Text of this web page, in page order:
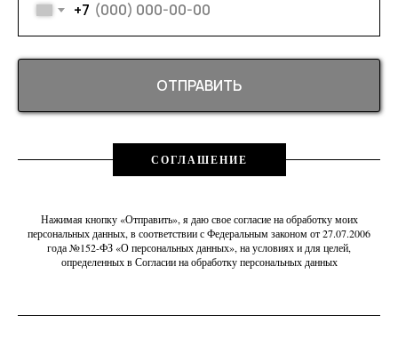
+7
ОТПРАВИТЬ
СОГЛАШЕНИЕ
Нажимая кнопку «Отправить», я даю свое согласие на обработку моих
персональных данных, в соответствии с Федеральным законом от 27.07.2006
года №152-ФЗ «О персональных данных», на условиях и для целей,
определенных в Согласии на обработку персональных данных